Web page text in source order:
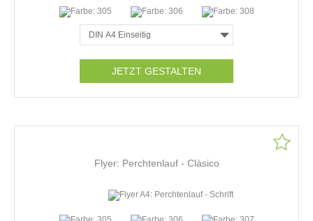
JETZT GESTALTEN
Flyer: Perchtenlauf - Clàsico